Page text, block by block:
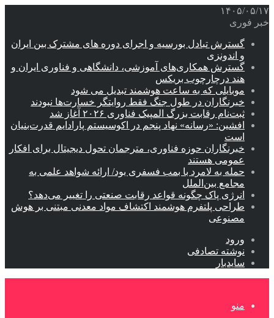
۱۴۰۵/۰۵/۱۷
خبر فوری
گسترش تبادل بورسیه و اجرای دوره های مشترک بین ایران
و اندونزی
گسترش همکاری‌های آموزشی، دانشگاهی و فناوری ایران و
هند درچارچوب بریکس
موبایلی که به ساعت هوشمند تبدیل می شود
خبرنگاران در طول جنگ فقط روایتگر خسارت‌ها نبودند
ثبت‌نام رقابت بزرگ المپیک فناوری ۲۰۲۶ آغاز شد
افشین: «رسانه» نهاد پنجم در اکوسیستم پارادایم قدرت‌بنیان
است
خبرنگاران حوزه فناوری، مترجمان تحول دیجیتال برای افکار
عمومی هستند
حمله به لامرد با بمب فسفری بود/ ارائه شواهد علمی به
مجامع بین‌الملل
انرژی پاک چگونه قواعد رقابت صنعتی را تغییر می‌دهد؟
طراحی پلتفرم هوشمند اکتشاف مواد معدنی مبتنی بر هوش
مصنوعی
ورود
نوشته تصادفی
سایدبار
منو